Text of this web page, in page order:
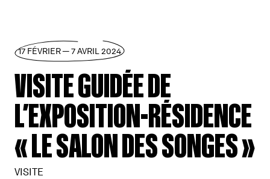
17 FÉVRIER — 7 AVRIL 2024
VISITE GUIDÉE DE
L’EXPOSITION-RÉSIDENCE
« LE SALON DES SONGES »
VISITE